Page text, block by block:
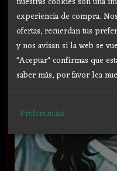
experiencia de compra.
ofertas, recuerdan tus
y nos avisan si la web se
"Aceptar" confirmas que
saber más, por favor lea
Preferencias